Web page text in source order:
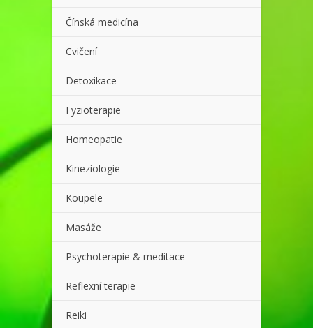
Čínská medicína
Cvičení
Detoxikace
Fyzioterapie
Homeopatie
Kineziologie
Koupele
Masáže
Psychoterapie & meditace
Reflexní terapie
Reiki